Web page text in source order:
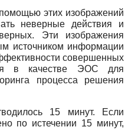
этих изображений
неверные действия и
Эти изображения
источником информации
совершенных
в качестве ЭОС для
процесса решения
15 минут. Если
по истечении 15 минут,